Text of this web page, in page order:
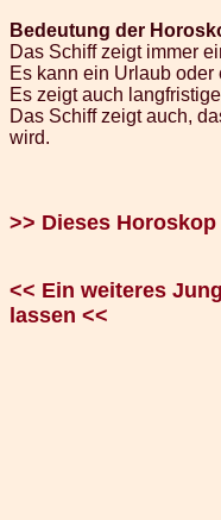
Bedeutung der
Das Schiff zeigt immer
Es kann ein Urlaub
Es zeigt auch
Das Schiff zeigt auch,
wird.
>> Dieses
<< Ein weiteres
lassen <<